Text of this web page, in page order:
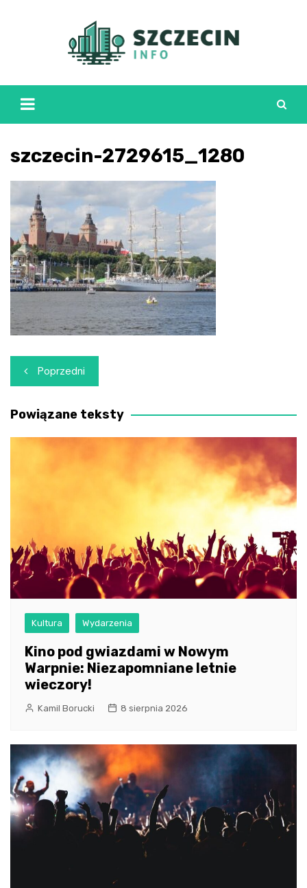
szczecin-2729615_1280
Nawigacja
wpisu
Poprzedni
Powiązane teksty
Kultura Wydarzenia
Kino pod gwiazdami w Nowym
Warpnie: Niezapomniane letnie
wieczory!
Kamil Borucki 8 sierpnia 2026